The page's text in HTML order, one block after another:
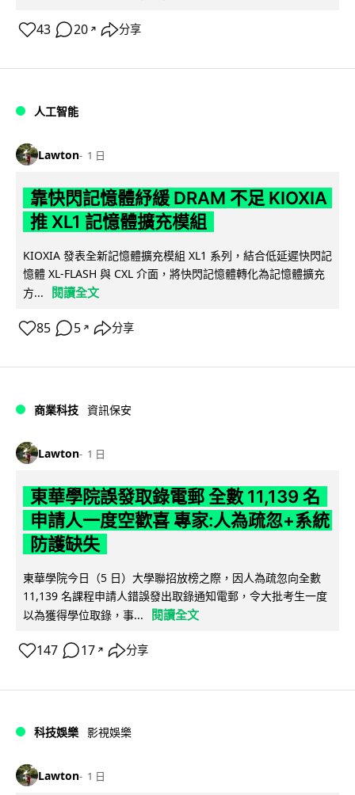
43 20 ↗ 分享
人工智能
Lawton 1 日
靠快閃記憶體紓緩 DRAM 不足 KIOXIA
推 XL1 記憶體擴充模組
KIOXIA 發表全新記憶體擴充模組 XL1 系列，結合低延遲快閃記
憶體 XL-FLASH 與 CXL 介面，將快閃記憶體轉化為記憶體擴充
方...
閱讀全文
85 5 ↗ 分享
商業科技 資訊保安
Lawton 1 日
東華學院誤發取錄電郵 全數 11,139 名
申請人一度空歡喜 專家:人為疏忽+系統
防護缺失
東華學院今日（5 日）大學聯招放榜之際，因人為疏忽向全數
11,139 名課程申請人錯誤發出取錄通知電郵，令大批考生一度
以為獲得學位取錄，事...
閱讀全文
147 17 ↗ 分享
科技娛樂 影視娛樂
Lawton 1 日